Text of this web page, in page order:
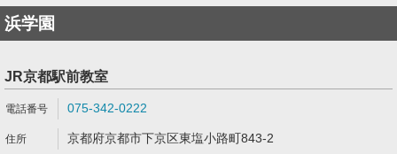
浜学園
JR京都駅前教室
075-342-0222
京都府京都市下京区東塩小路町843-2